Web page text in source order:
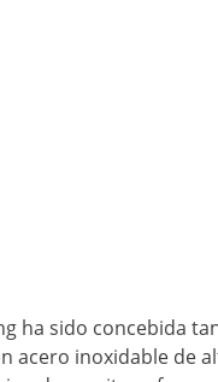
ha sido concebida
acero inoxidable de